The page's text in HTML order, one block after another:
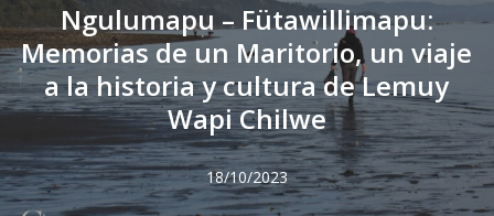
Ngulumapu – Fütawillimapu:
Memorias de un Maritorio, un viaje
a la historia y cultura de Lemuy
Wapi Chilwe
18/10/2023